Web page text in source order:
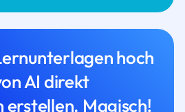
hoch
AI direkt
Magisch!